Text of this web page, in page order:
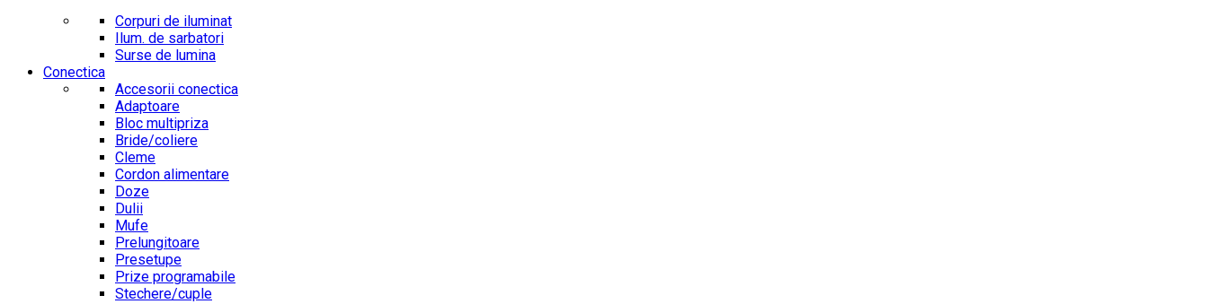
Corpuri de iluminat
Ilum. de sarbatori
Surse de lumina
Conectica
Accesorii conectica
Adaptoare
Bloc multipriza
Bride/coliere
Cleme
Cordon alimentare
Doze
Dulii
Mufe
Prelungitoare
Presetupe
Prize programabile
Stechere/cuple